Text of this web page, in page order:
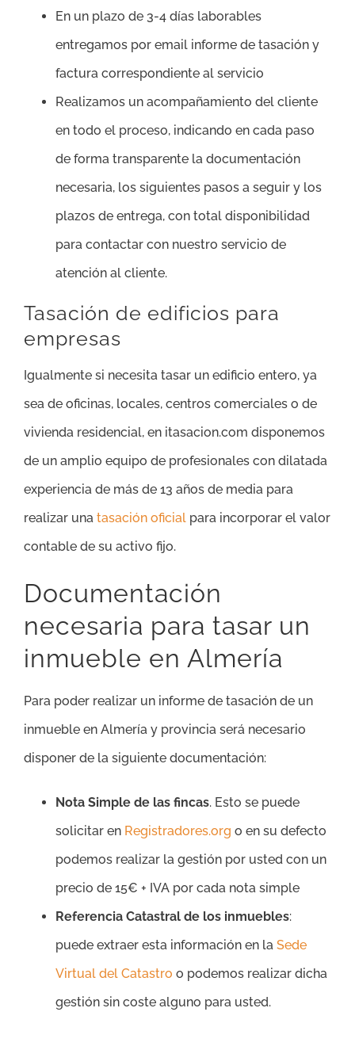
En un plazo de 3-4 días laborables
entregamos por email informe de tasación y
factura correspondiente al servicio
Realizamos un acompañamiento del cliente
en todo el proceso, indicando en cada paso
de forma transparente la documentación
necesaria, los siguientes pasos a seguir y los
plazos de entrega, con total disponibilidad
para contactar con nuestro servicio de
atención al cliente.
Tasación de edificios para
empresas
Igualmente si necesita tasar un edificio entero, ya
sea de oficinas, locales, centros comerciales o de
vivienda residencial, en itasacion.com disponemos
de un amplio equipo de profesionales con dilatada
experiencia de más de 13 años de media para
realizar una tasación oficial para incorporar el valor
contable de su activo fijo.
Documentación
necesaria para tasar un
inmueble en Almería
Para poder realizar un informe de tasación de un
inmueble en Almería y provincia será necesario
disponer de la siguiente documentación:
Nota Simple de las fincas. Esto se puede
solicitar en Registradores.org o en su defecto
podemos realizar la gestión por usted con un
precio de 15€ + IVA por cada nota simple
Referencia Catastral de los inmuebles:
puede extraer esta información en la Sede
Virtual del Catastro o podemos realizar dicha
gestión sin coste alguno para usted.